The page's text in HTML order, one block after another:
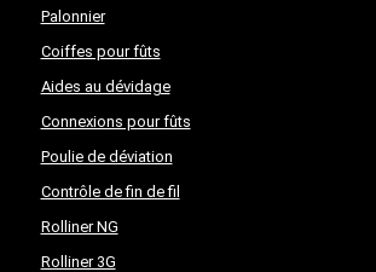
Palonnier
Coiffes pour fûts
Aides au dévidage
Connexions pour fûts
Poulie de déviation
Contrôle de fin de fil
Rolliner NG
Rolliner 3G